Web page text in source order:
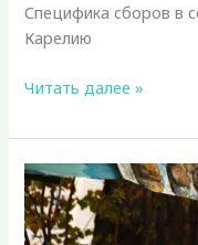
Специфика сборов в
Карелию
Упаковка
на
сплав
с
детьми
Читать далее »